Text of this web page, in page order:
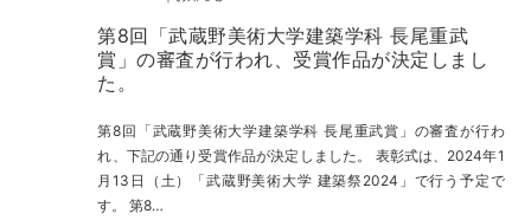
第8回「武蔵野美術大学建築学科 長尾重武
賞」の審査が行われ、受賞作品が決定しまし
た。
第8回「武蔵野美術大学建築学科 長尾重武賞」の審査が行わ
れ、下記の通り受賞作品が決定しました。 表彰式は、2024年1
月13日（土）「武蔵野美術大学 建築祭2024」で行う予定で
す。 第8…